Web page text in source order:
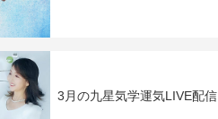
3月の九星気学運気LIVE配信